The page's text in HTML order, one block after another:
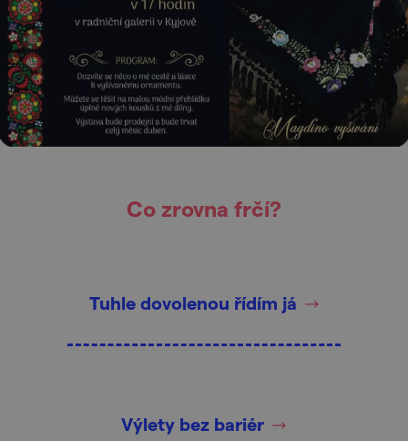
Co zrovna frčí?
Tuhle dovolenou řídím já
Výlety bez bariér